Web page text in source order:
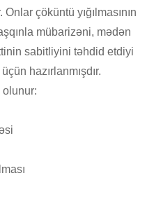
çöküntü yığılmasının
mübarizəni, mədən
sabitliyini təhdid etdiyi
hazırlanmışdır.